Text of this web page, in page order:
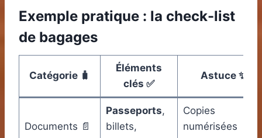
Exemple pratique : la check-list
de bagages
Catégorie 🧳
Éléments
clés ✅
Astuce ✨
Documents 📄
Passeports,
billets,
Copies
numérisées